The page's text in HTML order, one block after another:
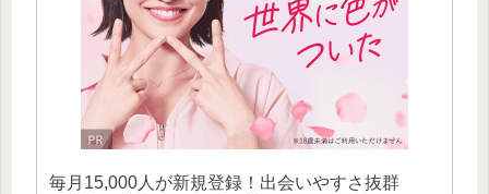
毎月15,000人が新規登録！出会いやすさ抜群